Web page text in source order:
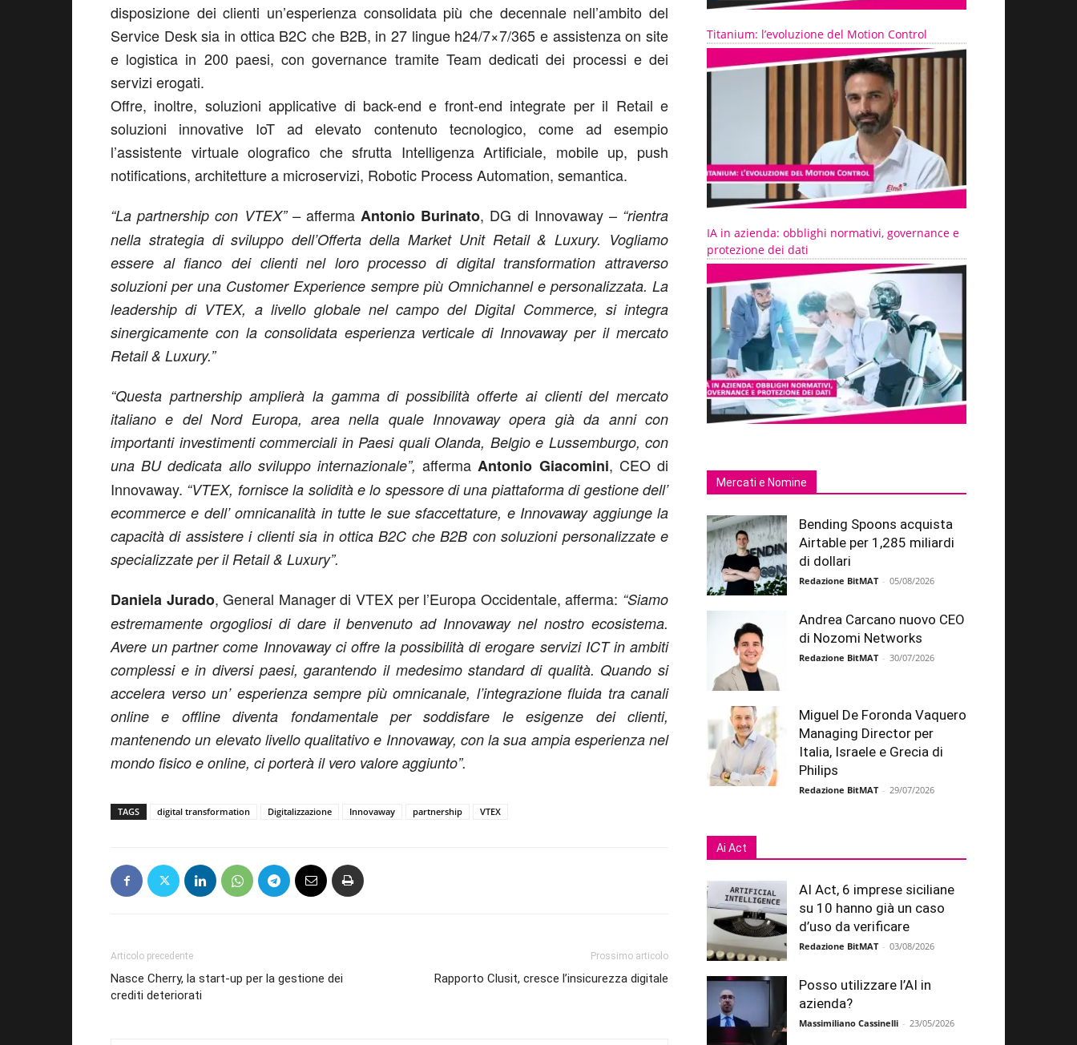
disposizione dei clienti un’esperienza consolidata più che decennale nell’ambito del
Service Desk sia in ottica B2C che B2B, in 27 lingue h24/7×7/365 e assistenza on site
e logistica in 200 paesi, con governance tramite Team dedicati dei processi e dei
servizi erogati.
Offre, inoltre, soluzioni applicative di back-end e front-end integrate per il Retail e
soluzioni innovative IoT ad elevato contenuto tecnologico, come ad esempio
l’assistente virtuale olografico che sfrutta Intelligenza Artificiale, mobile up, push
notifications, architetture a microservizi, Robotic Process Automation, semantica.
“La partnership con VTEX” –afferma Antonio Burinato, DG di Innovaway –“rientra
nella strategia di sviluppo dell’Offerta della Market Unit Retail & Luxury. Vogliamo
essere al fianco dei clienti nel loro processo di digital transformation attraverso
soluzioni per una Customer Experience sempre più Omnichannel e personalizzata. La
leadership di VTEX, a livello globale nel campo del Digital Commerce, si integra
sinergicamente con la consolidata esperienza verticale di Innovaway per il mercato
Retail & Luxury.”
“Questa partnership amplierà la gamma di possibilità offerte ai clienti del mercato
italiano e del Nord Europa, area nella quale Innovaway opera già da anni con
importanti investimenti commerciali in Paesi quali Olanda, Belgio e Lussemburgo, con
una BU dedicata allo sviluppo internazionale”, afferma Antonio Giacomini, CEO di
Innovaway. “VTEX, fornisce la solidità e lo spessore di una piattaforma di gestione dell’
ecommerce e dell’ omnicanalità in tutte le sue sfaccettature, e Innovaway aggiunge la
capacità di assistere i clienti sia in ottica B2C che B2B con soluzioni personalizzate e
specializzate per il Retail & Luxury”.
Daniela Jurado, General Manager di VTEX per l’Europa Occidentale, afferma: “Siamo
estremamente orgogliosi di dare il benvenuto ad Innovaway nel nostro ecosistema.
Avere un partner come Innovaway ci offre la possibilità di erogare servizi ICT in ambiti
complessi e in diversi paesi, garantendo il medesimo standard di qualità. Quando si
accelera verso un’ esperienza sempre più omnicanale, l’integrazione fluida tra canali
online e offline diventa fondamentale per soddisfare le esigenze dei clienti,
mantenendo un elevato livello qualitativo e Innovaway, con la sua ampia esperienza nel
mondo fisico e online, ci porterà il vero valore aggiunto”.
TAGS digital transformation Digitalizzazione Innovaway partnership VTEX
Articolo precedente
Nasce Cherry, la start-up per la gestione dei
crediti deteriorati
Prossimo articolo
Rapporto Clusit, cresce l’insicurezza digitale
Titanium: l’evoluzione del Motion Control
IA in azienda: obblighi normativi, governance e
protezione dei dati
Mercati e Nomine
Bending Spoons acquista
Airtable per 1,285 miliardi
di dollari
Redazione BitMAT - 05/08/2026
Andrea Carcano nuovo CEO
di Nozomi Networks
Redazione BitMAT - 30/07/2026
Miguel De Foronda Vaquero
Managing Director per
Italia, Israele e Grecia di
Philips
Redazione BitMAT - 29/07/2026
Ai Act
AI Act, 6 imprese siciliane
su 10 hanno già un caso
d’uso da verificare
Redazione BitMAT - 03/08/2026
Posso utilizzare l’AI in
azienda?
Massimiliano Cassinelli - 23/05/2026